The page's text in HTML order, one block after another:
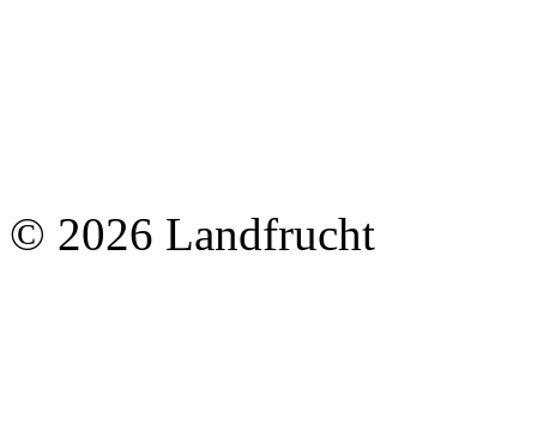
© 2026 Landfrucht